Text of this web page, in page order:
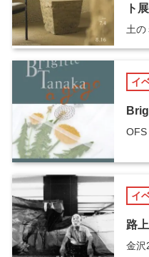
ト
土の
イ
OFS
イ
路
金沢